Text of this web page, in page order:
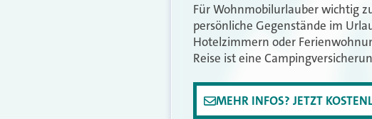
Für Wohnmobilurlauber wichtig
persönliche Gegenstände im
Hotelzimmern oder
Reise ist eine
MEHR INFOS? JETZT